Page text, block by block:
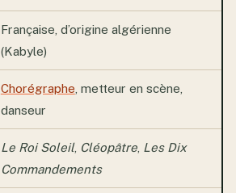
Française, d’origine algérienne
(Kabyle)
Chorégraphe , metteur en scène,
danseur
Le Roi Soleil, Cléopâtre, Les Dix
Commandements